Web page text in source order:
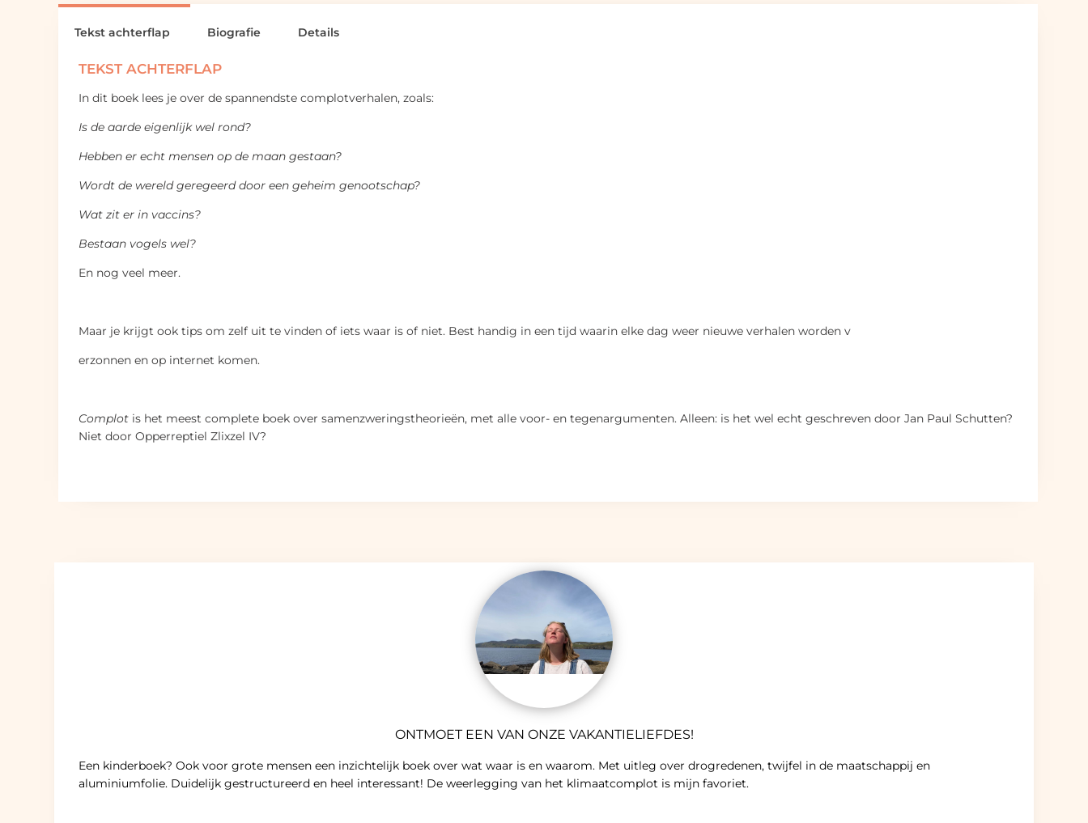
Tekst achterflap
TEKST ACHTERFLAP
In dit boek lees je over de spannendste complotverhalen, zoals:
Is de aarde eigenlijk wel rond?
Hebben er echt mensen op de maan gestaan?
Wordt de wereld geregeerd door een geheim genootschap?
Wat zit er in vaccins?
Bestaan vogels wel?
En nog veel meer.
Maar je krijgt ook tips om zelf uit te vinden of iets waar is of niet. Best handig in een tijd waarin elke dag weer nieuwe verhalen worden v
erzonnen en op internet komen.
Complot is het meest complete boek over samenzweringstheorieën, met alle voor- en tegenargumenten. Alleen: is het wel echt geschreven door Jan Paul Schutten?
Niet door Opperreptiel Zlixzel IV?
Biografie Details
ONTMOET EEN VAN ONZE VAKANTIELIEFDES!
Een kinderboek? Ook voor grote mensen een inzichtelijk boek over wat waar is en waarom. Met uitleg over drogredenen, twijfel in de maatschappij en
aluminiumfolie. Duidelijk gestructureerd en heel interessant! De weerlegging van het klimaatcomplot is mijn favoriet.